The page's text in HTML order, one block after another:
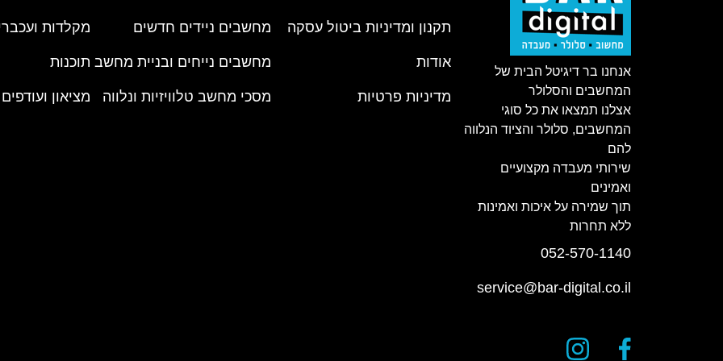
אנחנו בר דיגיטל הבית של
המחשבים והסלולר
אצלנו תמצאו את כל סוגי
המחשבים, סלולר והציוד הנלווה
להם
שירותי מעבדה מקצועיים
ואמינים
תוך שמירה על איכות ואמינות
ללא תחרות
052-570-1140
service@bar-digital.co.il
תקנון ומדיניות ביטול עסקה
אודות
מדיניות פרטיות
מחשבים ניידים חדשים
מחשבים נייחים ובניית מחשב
מסכי מחשב טלוויזיות ונלווה
מקלדות
תוכנות
מציאון ועודפים